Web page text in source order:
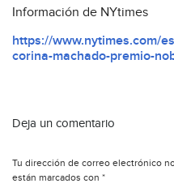
Información de NYtimes
https://www.nytimes.com/
corina-machado-premio-
Deja un comentario
Tu dirección de correo electrónico
están marcados con *